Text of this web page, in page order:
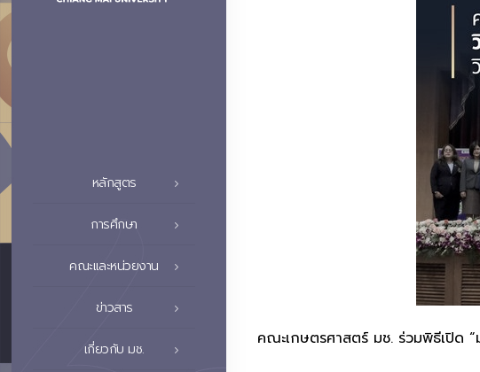
หลักสูตร
การศึกษา
คณะและหน่วยงาน
ข่าวสาร
เกี่ยวกับ มช.
คณะเกษตรศาสตร์ มช. ร่วมพิธีเปิด